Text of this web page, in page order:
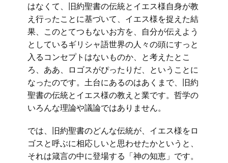
はなくて、旧約聖書の伝統とイエス様自身が教
え行ったことに基づいて、イエス様を捉えた結
果、このとてつもないお方を、自分が伝えよう
としているギリシャ語世界の人々の頭にすっと
入るコンセプトはないものか、と考えたとこ
ろ、ああ、ロゴスがぴったりだ、ということに
なったのです。土台にあるのはあくまで、旧約
聖書の伝統とイエス様の教えと業です。哲学の
いろんな理論や議論ではありません。
では、旧約聖書のどんな伝統が、イエス様をロ
ゴスと呼ぶに相応しいと思わせたかというと、
それは箴言の中に登場する「神の知恵」です。